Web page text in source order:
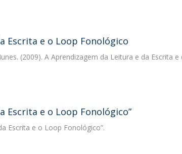
Escrita e o Loop Fonológico
(2009). A Aprendizagem da Leitura e da Escrita
Escrita e o Loop Fonológico”
Escrita e o Loop Fonológico”.